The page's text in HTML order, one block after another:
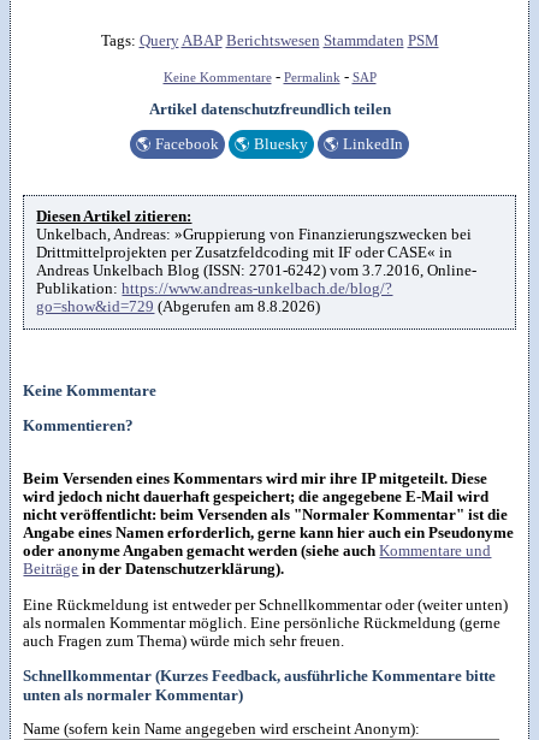
Tags: Query ABAP Berichtswesen Stammdaten PSM
Keine Kommentare- Permalink - SAP
Artikel datenschutzfreundlich teilen
🌎 Facebook 🌎 Bluesky 🌎 LinkedIn
Diesen Artikel zitieren:
Unkelbach, Andreas: »Gruppierung von Finanzierungszwecken bei
Drittmittelprojekten per Zusatzfeldcoding mit IF oder CASE« in
Andreas Unkelbach Blog (ISSN: 2701-6242) vom 3.7.2016, Online-
Publikation:https://www.andreas-unkelbach.de/blog/?
go=show&id=729 (Abgerufen am 8.8.2026)
Keine Kommentare
Kommentieren?
Beim Versenden eines Kommentars wird mir ihre IP mitgeteilt. Diese
wird jedoch nicht dauerhaft gespeichert; die angegebene E-Mail wird
nicht veröffentlicht: beim Versenden als "Normaler Kommentar" ist die
Angabe eines Namen erforderlich, gerne kann hier auch ein Pseudonyme
oder anonyme Angaben gemacht werden (siehe auchKommentare und
Beiträge in der Datenschutzerklärung).
Eine Rückmeldung ist entweder per Schnellkommentar oder (weiter unten)
als normalen Kommentar möglich. Eine persönliche Rückmeldung (gerne
auch Fragen zum Thema) würde mich sehr freuen.
Schnellkommentar (Kurzes Feedback, ausführliche Kommentare bitte
unten als normaler Kommentar)
Name (sofern kein Name angegeben wird erscheint Anonym):